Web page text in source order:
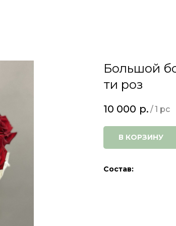
Большой
ти роз
10 000 р. /1 pc
В КОРЗИНУ
Состав: